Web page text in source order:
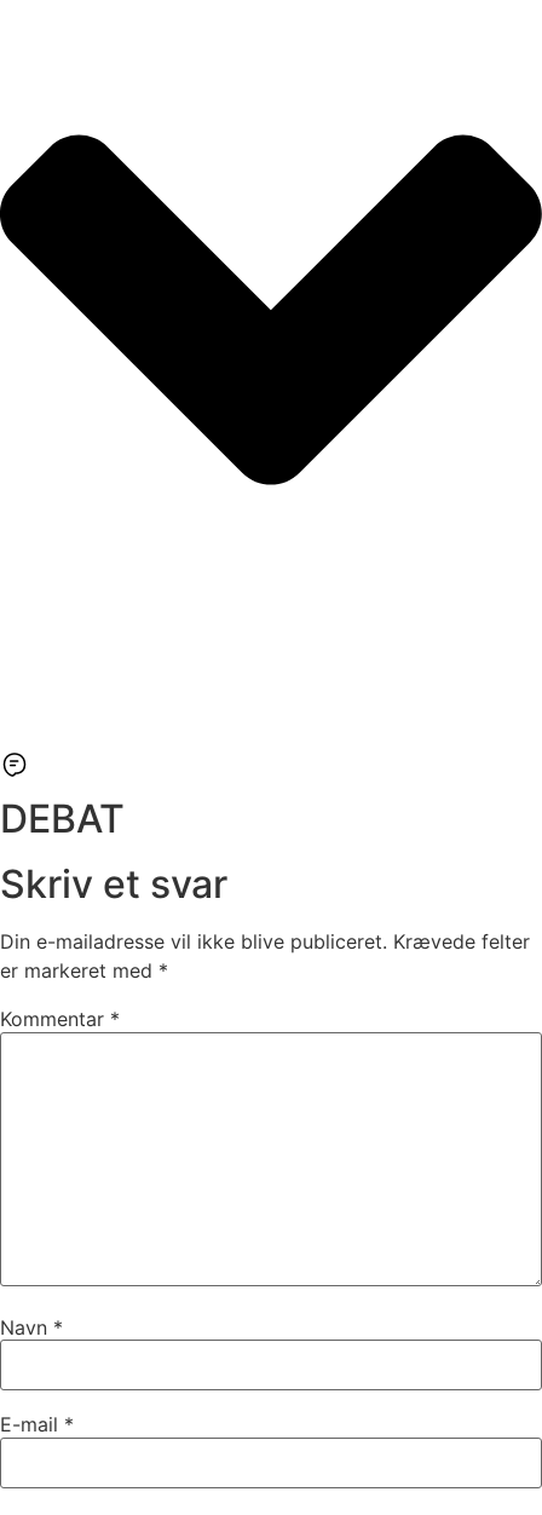
DEBAT
Skriv et svar
Din e-mailadresse vil ikke blive publiceret. Krævede felter
er markeret med *
Kommentar *
Navn *
E-mail *